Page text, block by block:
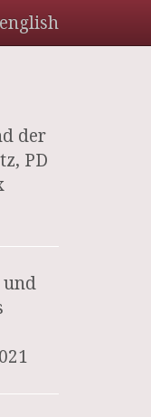
english
der
PD
und